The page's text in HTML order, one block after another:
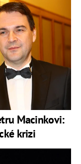
Macinkovi:
krizi